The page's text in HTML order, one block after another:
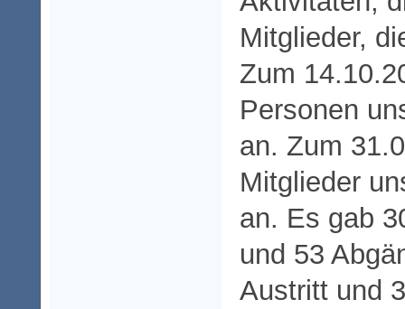
Mitglieder,
Zum
Personen
an. Zum
Mitglieder
an. Es gab
und 53
Austritt und